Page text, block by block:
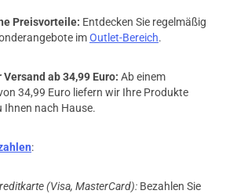
Preisvorteile: Entdecken Sie regelmäßig
imOutlet-Bereich.
ab 34,99 Euro: Ab einem
34,99 Euro liefern wir Ihre Produkte
Ihnen nach Hause.
:
(Visa, MasterCard): Bezahlen Sie